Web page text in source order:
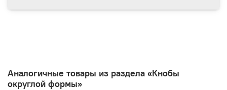
Аналогичные товары из раздела «Кнобы
округлой формы»